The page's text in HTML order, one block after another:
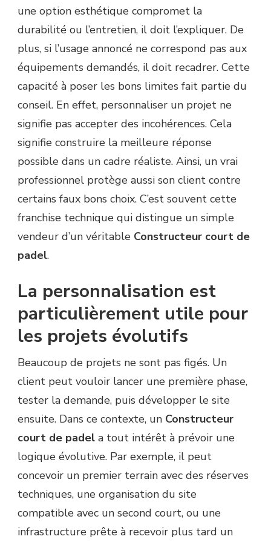
une option esthétique compromet la
durabilité ou l’entretien, il doit l’expliquer. De
plus, si l’usage annoncé ne correspond pas aux
équipements demandés, il doit recadrer. Cette
capacité à poser les bons limites fait partie du
conseil. En effet, personnaliser un projet ne
signifie pas accepter des incohérences. Cela
signifie construire la meilleure réponse
possible dans un cadre réaliste. Ainsi, un vrai
professionnel protège aussi son client contre
certains faux bons choix. C’est souvent cette
franchise technique qui distingue un simple
vendeur d’un véritable Constructeur court de
padel.
La personnalisation est
particulièrement utile pour
les projets évolutifs
Beaucoup de projets ne sont pas figés. Un
client peut vouloir lancer une première phase,
tester la demande, puis développer le site
ensuite. Dans ce contexte, un Constructeur
court de padel a tout intérêt à prévoir une
logique évolutive. Par exemple, il peut
concevoir un premier terrain avec des réserves
techniques, une organisation du site
compatible avec un second court, ou une
infrastructure prête à recevoir plus tard un